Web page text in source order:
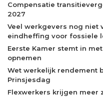
Compensatie
2027
Veel werkgevers nog niet
eindheffing voor fossiele
Eerste Kamer stemt in
opnemen
Wet werkelijk rendement
Prinsjesdag
Flexwerkers krijgen meer